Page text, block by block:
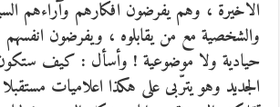
الاخيرة ، وهم يفرضون افكارهم وآراءهم
والشخصية مع من يقابلوه ، ويفرضون
حيادية ولا موضوعية ! وأسأل : كيف ستكون
الجديد وهو يترّبى على هكذا اعلاميات